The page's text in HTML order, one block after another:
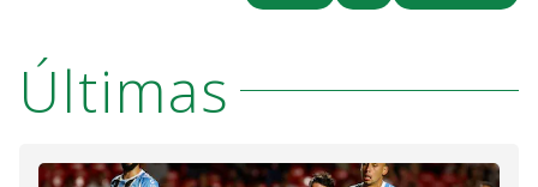
Últimas